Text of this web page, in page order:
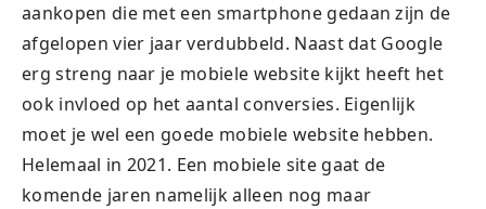
aankopen die met een smartphone gedaan zijn de
afgelopen vier jaar verdubbeld. Naast dat Google
erg streng naar je mobiele website kijkt heeft het
ook invloed op het aantal conversies. Eigenlijk
moet je wel een goede mobiele website hebben.
Helemaal in 2021. Een mobiele site gaat de
komende jaren namelijk alleen nog maar